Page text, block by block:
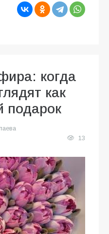
когда
как
подарок
13